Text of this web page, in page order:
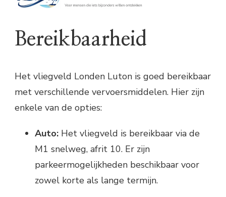
Bereikbaarheid
Het vliegveld Londen Luton is goed bereikbaar
met verschillende vervoersmiddelen. Hier zijn
enkele van de opties:
Auto: Het vliegveld is bereikbaar via de
M1 snelweg, afrit 10. Er zijn
parkeermogelijkheden beschikbaar voor
zowel korte als lange termijn.